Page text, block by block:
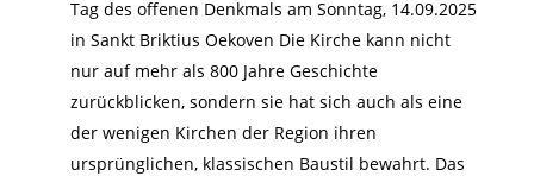
Tag des offenen Denkmals am Sonntag, 14.09.2025
in Sankt Briktius Oekoven Die Kirche kann nicht
nur auf mehr als 800 Jahre Geschichte
zurückblicken, sondern sie hat sich auch als eine
der wenigen Kirchen der Region ihren
ursprünglichen, klassischen Baustil bewahrt. Das